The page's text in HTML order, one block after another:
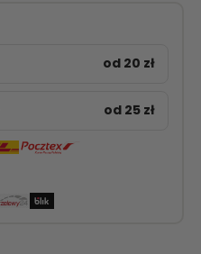
od 20 zł
od 25 zł